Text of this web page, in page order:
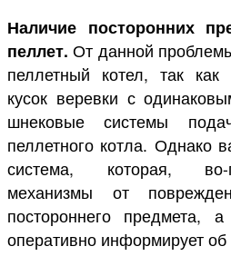
Наличие посторонних
пеллет.От данной
пеллетный котел, так
кусок веревки с
шнековые системы
пеллетного котла. Однако
система, которая,
механизмы от
постороннего предмета,
оперативно информирует об